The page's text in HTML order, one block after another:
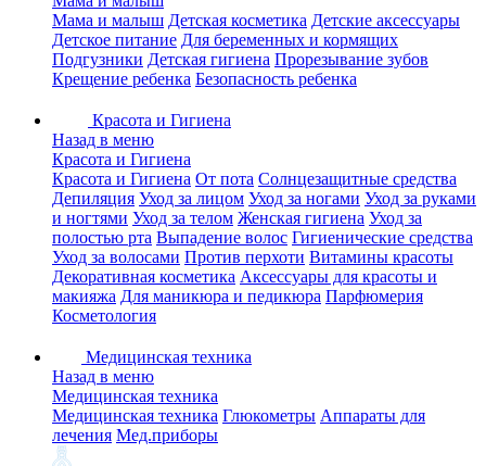
Мама и малыш Детская косметика Детские аксессуары
Детское питание Для беременных и кормящих
Подгузники Детская гигиена Прорезывание зубов
Крещение ребенка Безопасность ребенка
Красота и Гигиена
Назад в меню
Красота и Гигиена
Красота и Гигиена От пота Солнцезащитные средства
Депиляция Уход за лицом Уход за ногами Уход за руками
и ногтями Уход за телом Женская гигиена Уход за
полостью рта Выпадение волос Гигиенические средства
Уход за волосами Против перхоти Витамины красоты
Декоративная косметика Аксессуары для красоты и
макияжа Для маникюра и педикюра Парфюмерия
Косметология
Медицинская техника
Назад в меню
Медицинская техника
Медицинская техника Глюкометры Аппараты для
лечения Мед.приборы